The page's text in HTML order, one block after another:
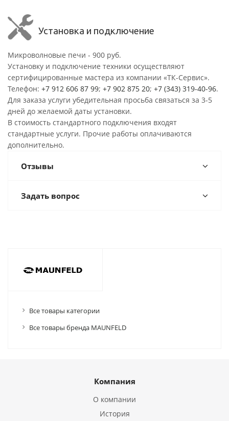
Установка и подключение
Микроволновые печи - 900 руб.
Установку и подключение техники осуществляют
сертифицированные мастера из компании «ТК-Сервис».
Телефон: +7 912 606 87 99; +7 902 875 20; +7 (343) 319-40-96.
Для заказа услуги убедительная просьба связаться за 3-5
дней до желаемой даты установки.
В стоимость стандартного подключения входят
стандартные услуги. Прочие работы оплачиваются
дополнительно.
Отзывы
Задать вопрос
Все товары категории
Все товары бренда MAUNFELD
Компания
О компании
История